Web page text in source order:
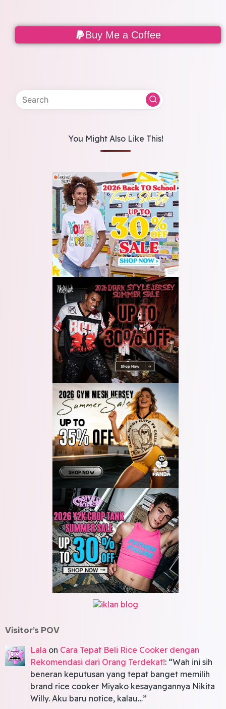
Buy Me a Coffee
You Might Also Like This!
Visitor’s POV
Lala on Cara Tepat Beli Rice Cooker dengan
Rekomendasi dari Orang Terdekat!: “Wah ini sih
beneran keputusan yang tepat banget memilih
brand rice cooker Miyako kesayangannya Nikita
Willy. Aku baru notice, kalau…”